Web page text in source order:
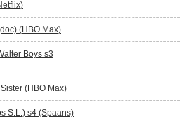
(HBO Max)
Boys s3
(HBO Max)
S.L.) s4 (Spaans)